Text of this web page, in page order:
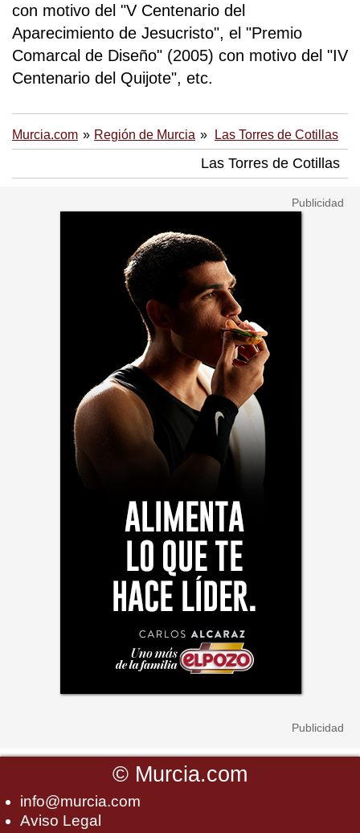
con motivo del "V Centenario del
Aparecimiento de Jesucristo", el "Premio
Comarcal de Diseño" (2005) con motivo del "IV
Centenario del Quijote", etc.
Murcia.com Región de Murcia Las Torres de Cotillas
Las Torres de Cotillas
© Murcia.com
info@murcia.com
Aviso Legal